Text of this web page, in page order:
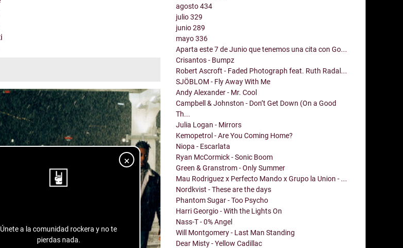
×
Únete a la comunidad rockera y no te
pierdas nada.
agosto434
julio329
junio289
mayo336
Aparta este 7 de Junio que tenemos una cita con Go...
Crisantos - Bumpz
Robert Ascroft - Faded Photograph feat. Ruth Radal...
SJÖBLOM - Fly Away With Me
Andy Alexander - Mr. Cool
Campbell & Johnston - Don’t Get Down (On a Good
Th...
Julia Logan - Mirrors
Kemopetrol - Are You Coming Home?
Niopa - Escarlata
Ryan McCormick - Sonic Boom
Green & Granstrom - Only Summer
Mau Rodriguez x Perfecto Mando x Grupo la Union - ...
Nordkvist - These are the days
Phantom Sugar - Too Psycho
Harri Georgio - With the Lights On
Nass-T - 0% Angel
Will Montgomery - Last Man Standing
Dear Misty - Yellow Cadillac